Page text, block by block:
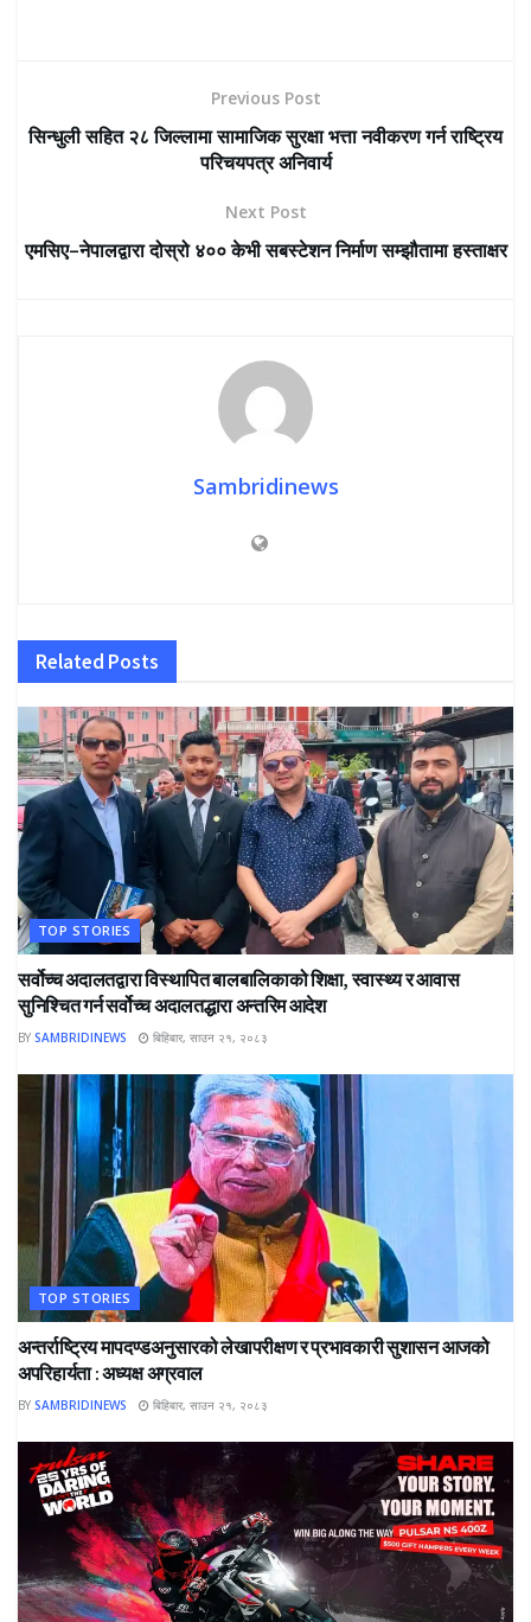
Previous Post
सिन्धुली सहित २८ जिल्लामा सामाजिक सुरक्षा भत्ता नवीकरण गर्न राष्ट्रिय
परिचयपत्र अनिवार्य
Next Post
एमसिए–नेपालद्वारा दोस्रो ४०० केभी सबस्टेशन निर्माण सम्झौतामा हस्ताक्षर
Sambridinews
Related Posts
TOP STORIES
सर्वोच्च अदालतद्वारा विस्थापित बालबालिकाको शिक्षा, स्वास्थ्य र आवास
सुनिश्चित गर्न सर्वोच्च अदालतद्धारा अन्तरिम आदेश
BY SAMBRIDINEWS बिहिबार, साउन २१, २०८३
TOP STORIES
अन्तर्राष्ट्रिय मापदण्डअनुसारको लेखापरीक्षण र प्रभावकारी सुशासन आजको
अपरिहार्यता : अध्यक्ष अग्रवाल
BY SAMBRIDINEWS बिहिबार, साउन २१, २०८३